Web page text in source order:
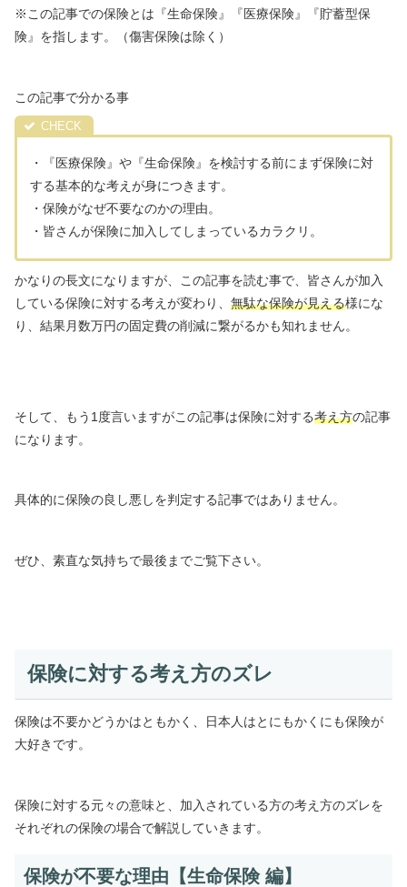
※この記事での保険とは『生命保険』『医療保険』『貯蓄型保
険』を指します。（傷害保険は除く）
この記事で分かる事
・『医療保険』や『生命保険』を検討する前にまず保険に対
する基本的な考えが身につきます。
・保険がなぜ不要なのかの理由。
・皆さんが保険に加入してしまっているカラクリ。
かなりの長文になりますが、この記事を読む事で、皆さんが加入
している保険に対する考えが変わり、 無駄な保険が見える様にな
り、結果月数万円の固定費の削減に繋がるかも知れません。
そして、もう1度言いますがこの記事は保険に対する考え方の記事
になります。
具体的に保険の良し悪しを判定する記事ではありません。
ぜひ、素直な気持ちで最後までご覧下さい。
保険に対する考え方のズレ
保険は不要かどうかはともかく、日本人はとにもかくにも保険が
大好きです。
保険に対する元々の意味と、加入されている方の考え方のズレを
それぞれの保険の場合で解説していきます。
保険が不要な理由【生命保険 編】